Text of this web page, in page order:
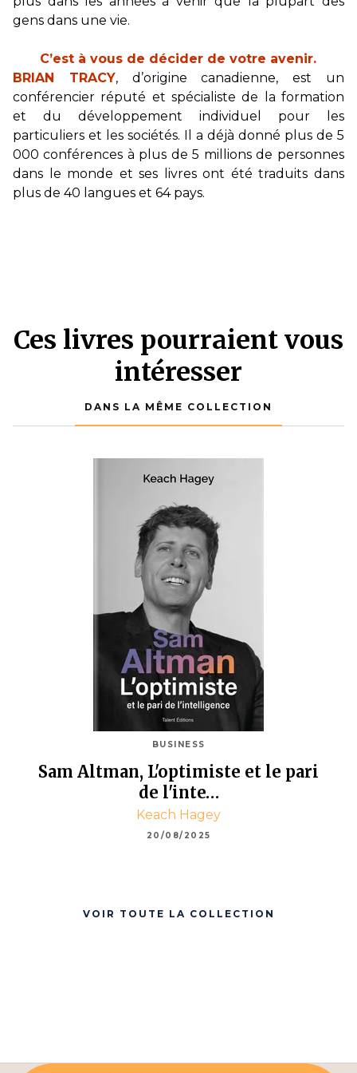
gens dans une vie.
C’est à vous de décider de votre avenir.
BRIAN TRACY, d’origine canadienne, est un
conférencier réputé et spécialiste de la formation
et du développement individuel pour les
particuliers et les sociétés. Il a déjà donné plus de 5
000 conférences à plus de 5 millions de personnes
dans le monde et ses livres ont été traduits dans
plus de 40 langues et 64 pays.
Ces livres pourraient vous
intéresser
DANS LA MÊME COLLECTION
BUSINESS
Sam Altman, L'optimiste et le pari
de l'inte…
Keach Hagey
20/08/2025
VOIR TOUTE LA COLLECTION